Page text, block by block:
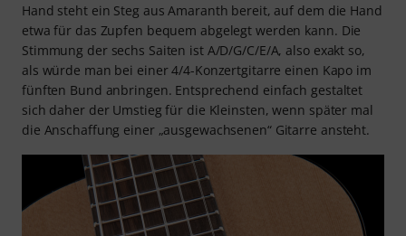
Hand steht ein Steg aus Amaranth bereit, auf dem die Hand
etwa für das Zupfen bequem abgelegt werden kann. Die
Stimmung der sechs Saiten ist A/D/G/C/E/A, also exakt so,
als würde man bei einer 4/4-Konzertgitarre einen Kapo im
fünften Bund anbringen. Entsprechend einfach gestaltet
sich daher der Umstieg für die Kleinsten, wenn später mal
die Anschaffung einer „ausgewachsenen“ Gitarre ansteht.